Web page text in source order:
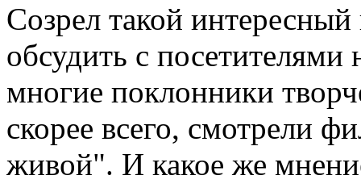
Созрел такой
обсудить с
многие поклонники
скорее всего, смотрели
живой". И какое же